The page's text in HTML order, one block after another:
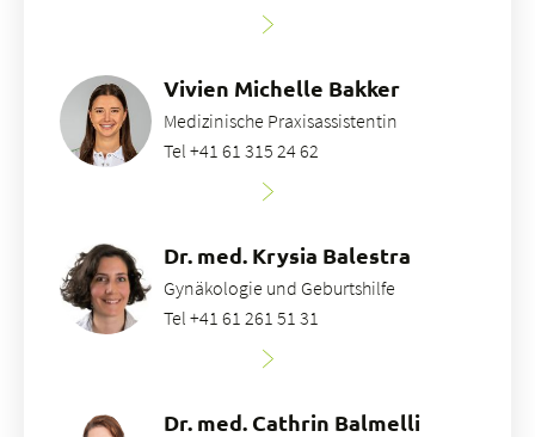
Vivien Michelle Bakker
Medizinische Praxisassistentin
Tel +41 61 315 24 62
Dr. med. Krysia Balestra
Gynäkologie und Geburtshilfe
Tel +41 61 261 51 31
Dr. med. Cathrin Balmelli